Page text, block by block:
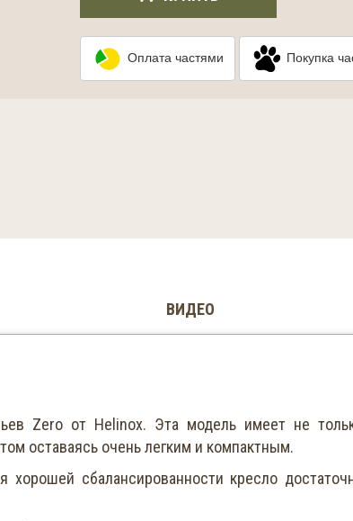
Оплата частями Покупка
ВИДЕО
Zero от Helinox. Эта модель имеет не
оставаясь очень легким и компактным.
хорошей сбалансированности кресло